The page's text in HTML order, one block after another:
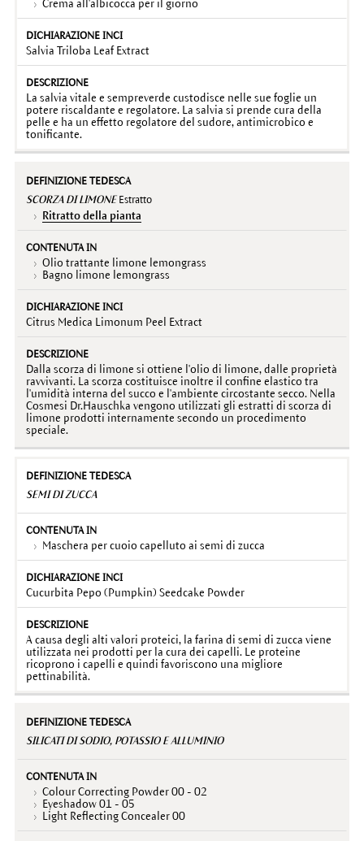
Crema all'albicocca per il giorno
Salvia Triloba Leaf Extract
La salvia vitale e sempreverde custodisce nelle sue foglie un
potere riscaldante e regolatore. La salvia si prende cura della
pelle e ha un effetto regolatore del sudore, antimicrobico e
tonificante.
SCORZA DI LIMONEEstratto
Ritratto della pianta
Olio trattante limone lemongrass
Bagno limone lemongrass
Citrus Medica Limonum Peel Extract
Dalla scorza di limone si ottiene l'olio di limone, dalle proprietà
ravvivanti. La scorza costituisce inoltre il confine elastico tra
l'umidità interna del succo e l'ambiente circostante secco. Nella
Cosmesi Dr.Hauschka vengono utilizzati gli estratti di scorza di
limone prodotti internamente secondo un procedimento
speciale.
SEMI DI ZUCCA
Maschera per cuoio capelluto ai semi di zucca
Cucurbita Pepo (Pumpkin) Seedcake Powder
A causa degli alti valori proteici, la farina di semi di zucca viene
utilizzata nei prodotti per la cura dei capelli. Le proteine ​​
ricoprono i capelli e quindi favoriscono una migliore
pettinabilità.
SILICATI DI SODIO, POTASSIO E ALLUMINIO
Colour Correcting Powder 00 - 02
Eyeshadow 01 - 05
Light Reflecting Concealer 00